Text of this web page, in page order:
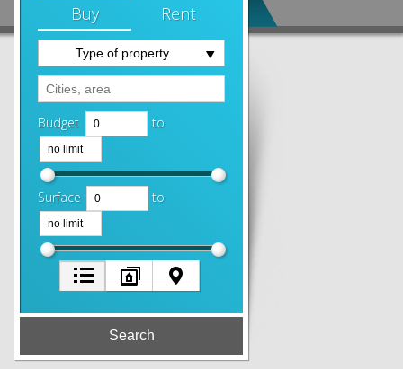
Buy Rent
Type of property
Budget to
Surface to